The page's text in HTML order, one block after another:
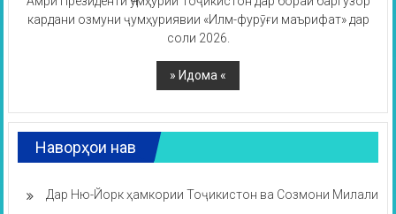
кардани озмуни ҷумҳуриявии «Илм-фурӯғи маърифат» дар
соли 2026.
Наворҳои нав
Дар Ню-Йорк ҳамкории Тоҷикистон ва Созмони Милали